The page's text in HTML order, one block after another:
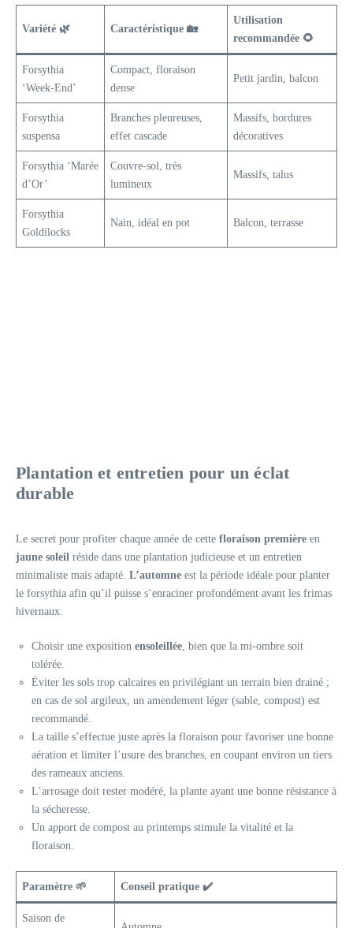
Variété 🌿 Caractéristique 🏡
Utilisation
recommandée 🌻
Forsythia
‘Week-End’
Compact, floraison
dense
Petit jardin, balcon
Forsythia
suspensa
Branches pleureuses,
effet cascade
Massifs, bordures
décoratives
Forsythia ‘Marée
d’Or’
Couvre-sol, très
lumineux
Massifs, talus
Forsythia
Goldilocks
Nain, idéal en pot Balcon, terrasse
Plantation et entretien pour un éclat
durable
Le secret pour profiter chaque année de cette floraison première en
jaune soleil réside dans une plantation judicieuse et un entretien
minimaliste mais adapté. L’automne est la période idéale pour planter
le forsythia afin qu’il puisse s’enraciner profondément avant les frimas
hivernaux.
Choisir une exposition ensoleillée , bien que la mi-ombre soit
tolérée.
Éviter les sols trop calcaires en privilégiant un terrain bien drainé ;
en cas de sol argileux, un amendement léger (sable, compost) est
recommandé.
La taille s’effectue juste après la floraison pour favoriser une bonne
aération et limiter l’usure des branches, en coupant environ un tiers
des rameaux anciens.
L’arrosage doit rester modéré, la plante ayant une bonne résistance à
la sécheresse.
Un apport de compost au printemps stimule la vitalité et la
floraison.
Paramètre 🌱 Conseil pratique ✔️
Saison de